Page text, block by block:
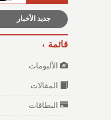
جديد الأخبار
قائمة
الألبومات
المقالات
البطاقات